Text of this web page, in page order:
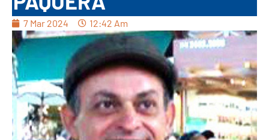
7 Mar 2024 12:42 Am